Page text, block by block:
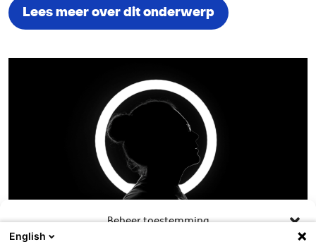
Beheer toestemming
Lees meer over dit onderwerp
English